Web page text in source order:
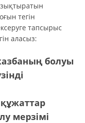
тегін
тапсырыс
аласыз:
болуы
мерзімі